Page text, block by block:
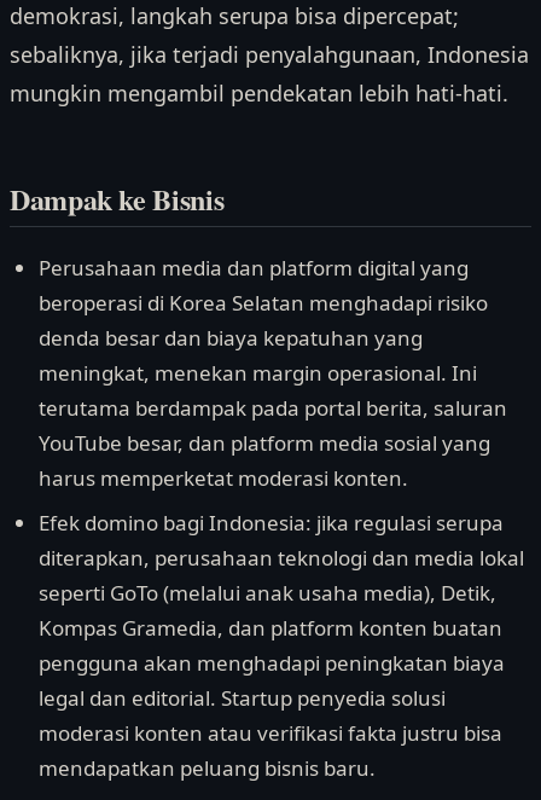
demokrasi, langkah serupa bisa dipercepat;
sebaliknya, jika terjadi penyalahgunaan, Indonesia
mungkin mengambil pendekatan lebih hati-hati.
Dampak ke Bisnis
Perusahaan media dan platform digital yang
beroperasi di Korea Selatan menghadapi risiko
denda besar dan biaya kepatuhan yang
meningkat, menekan margin operasional. Ini
terutama berdampak pada portal berita, saluran
YouTube besar, dan platform media sosial yang
harus memperketat moderasi konten.
Efek domino bagi Indonesia: jika regulasi serupa
diterapkan, perusahaan teknologi dan media lokal
seperti GoTo (melalui anak usaha media), Detik,
Kompas Gramedia, dan platform konten buatan
pengguna akan menghadapi peningkatan biaya
legal dan editorial. Startup penyedia solusi
moderasi konten atau verifikasi fakta justru bisa
mendapatkan peluang bisnis baru.